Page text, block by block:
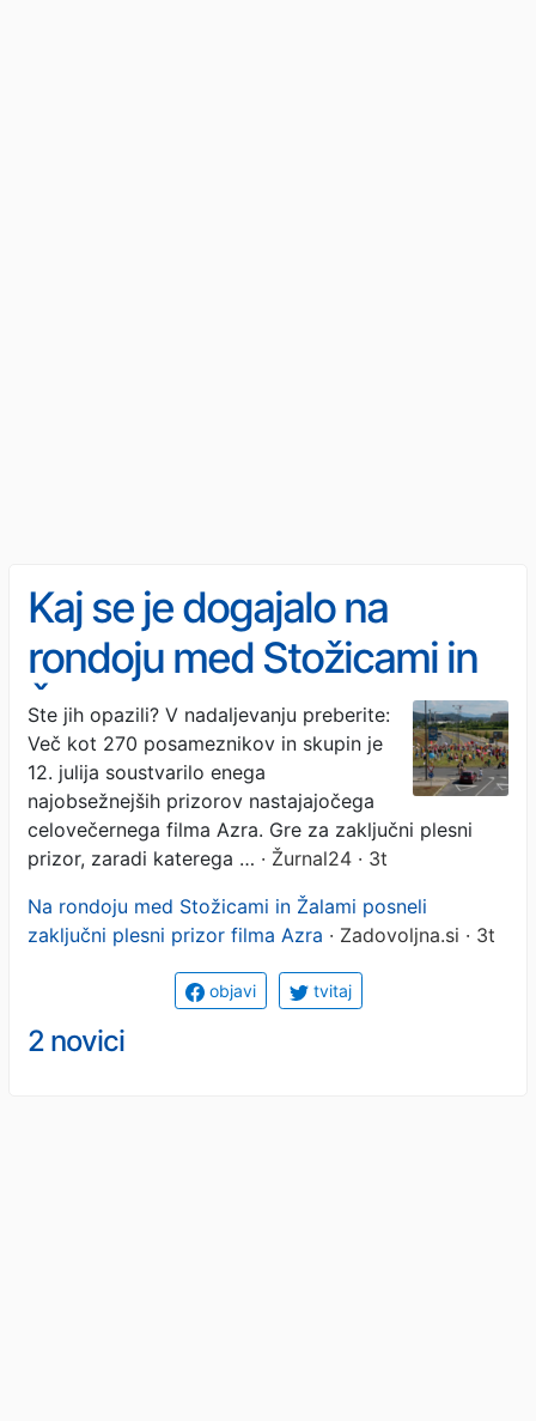
Kaj se je dogajalo na
rondoju med Stožicami in
Žalami v Ljubljani?
Ste jih opazili? V nadaljevanju preberite:
Več kot 270 posameznikov in skupin je
12. julija soustvarilo enega
najobsežnejših prizorov nastajajočega
celovečernega filma Azra. Gre za zaključni plesni
prizor, zaradi katerega … · Žurnal24 · 3t
Na rondoju med Stožicami in Žalami posneli
zaključni plesni prizor filma Azra · Zadovoljna.si · 3t
objavi tvitaj
2 novici